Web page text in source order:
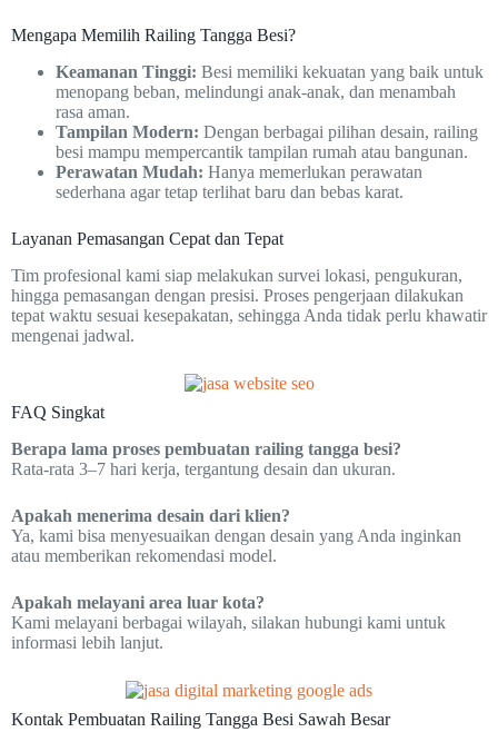
Mengapa Memilih Railing Tangga Besi?
Keamanan Tinggi: Besi memiliki kekuatan yang baik untuk
menopang beban, melindungi anak-anak, dan menambah
rasa aman.
Tampilan Modern: Dengan berbagai pilihan desain, railing
besi mampu mempercantik tampilan rumah atau bangunan.
Perawatan Mudah: Hanya memerlukan perawatan
sederhana agar tetap terlihat baru dan bebas karat.
Layanan Pemasangan Cepat dan Tepat
Tim profesional kami siap melakukan survei lokasi, pengukuran,
hingga pemasangan dengan presisi. Proses pengerjaan dilakukan
tepat waktu sesuai kesepakatan, sehingga Anda tidak perlu khawatir
mengenai jadwal.
FAQ Singkat
Berapa lama proses pembuatan railing tangga besi?
Rata-rata 3–7 hari kerja, tergantung desain dan ukuran.
Apakah menerima desain dari klien?
Ya, kami bisa menyesuaikan dengan desain yang Anda inginkan
atau memberikan rekomendasi model.
Apakah melayani area luar kota?
Kami melayani berbagai wilayah, silakan hubungi kami untuk
informasi lebih lanjut.
Kontak Pembuatan Railing Tangga Besi Sawah Besar